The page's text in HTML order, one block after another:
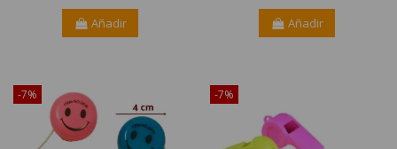
Añadir Añadir
-7%
-7%